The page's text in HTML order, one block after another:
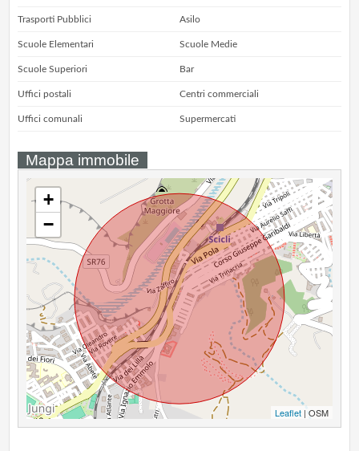
Trasporti Pubblici Asilo
Scuole Elementari Scuole Medie
Scuole Superiori Bar
Uffici postali Centri commerciali
Uffici comunali Supermercati
Mappa immobile
+
−
Leaflet| OSM